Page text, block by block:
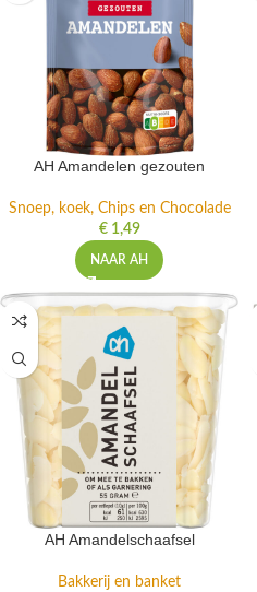
AH Amandelen gezouten
Snoep, koek, Chips en Chocolade
€1,49
NAAR AH
AH Amandelschaafsel
Bakkerij en banket